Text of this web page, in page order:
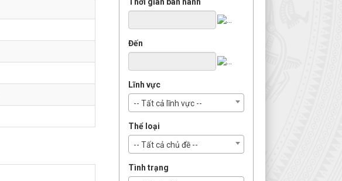
Đến
Lĩnh vực
-- Tất cả lĩnh vực --
Thể loại
-- Tất cả chủ đề --
Tình trạng